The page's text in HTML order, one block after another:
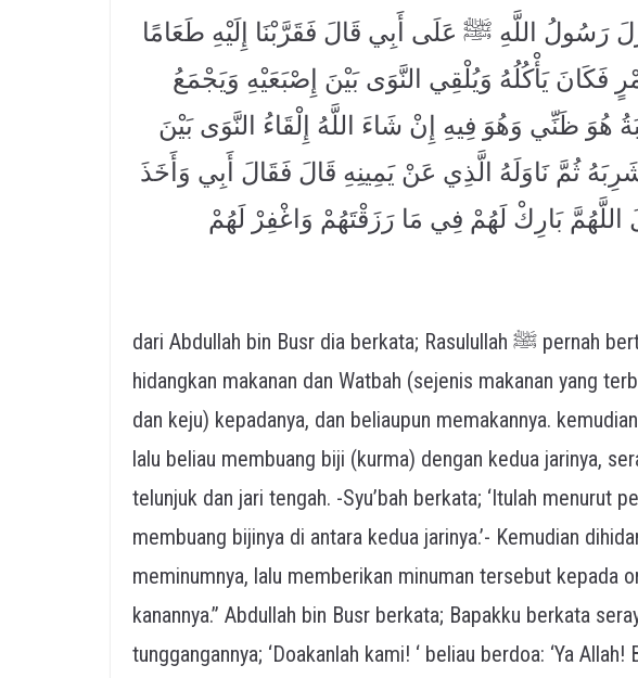
رَسُولُ اللَّهِ ﷺ عَلَى أَبِي قَالَ فَقَرَّبْنَا إِلَيْهِ طَعَامًا
فَكَانَ يَأْكُلُهُ وَيُلْقِي النَّوَى بَيْنَ إِصْبَعَيْهِ وَيَجْمَعُ
هُوَ ظَنِّي وَهُوَ فِيهِ إِنْ شَاءَ اللَّهُ إِلْقَاءُ النَّوَى بَيْنَ
ثُمَّ نَاوَلَهُ الَّذِي عَنْ يَمِينِهِ قَالَ فَقَالَ أَبِي وَأَخَذَ
اللَّهُمَّ بَارِكْ لَهُمْ فِي مَا رَزَقْتَهُمْ وَاغْفِرْ لَهُمْ
dari Abdullah bin Busr dia berkata; Rasulullah ﷺ pernah bertamu di rumah bapakku, lalu kami
hidangkan makanan dan Watbah (sejenis makanan yang
dan keju) kepadanya, dan beliaupun memakannya.
lalu beliau membuang biji (kurma) dengan kedua jarinya,
telunjuk dan jari tengah. -Syu’bah berkata; ‘Itulah menurut
membuang bijinya di antara kedua jarinya.’- Kemudian
meminumnya, lalu memberikan minuman tersebut kepada
kanannya.” Abdullah bin Busr berkata; Bapakku berkata
tunggangannya; ‘Doakanlah kami! ‘ beliau berdoa: ‘Ya